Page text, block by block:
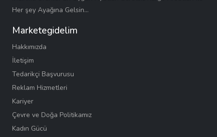
Her şey Ayağına Gelsin…
Marketegidelim
Hakkımızda
İletişim
Tedarikçi Başvurusu
Reklam Hizmetleri
Kariyer
Çevre ve Doğa Politikamız
Kadın Gücü